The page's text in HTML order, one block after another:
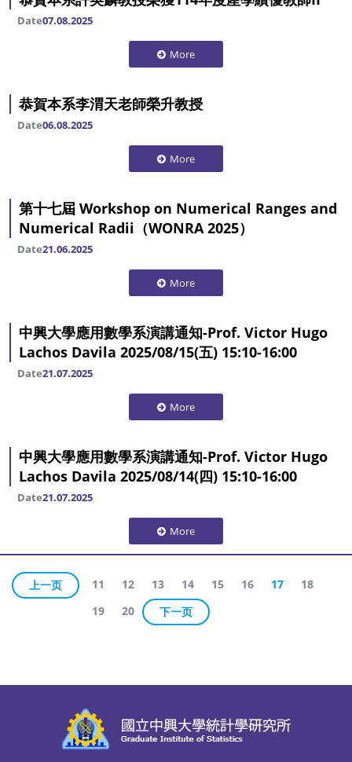
Date07.08.2025
More
恭賀本系李渭天老師榮升教授
Date06.08.2025
More
第十七屆 Workshop on Numerical Ranges and
Numerical Radii（WONRA 2025）
Date21.06.2025
More
中興大學應用數學系演講通知-Prof. Victor Hugo
Lachos Davila 2025/08/15(五) 15:10-16:00
Date21.07.2025
More
中興大學應用數學系演講通知-Prof. Victor Hugo
Lachos Davila 2025/08/14(四) 15:10-16:00
Date21.07.2025
More
上一页 11 12 13 14 15 16 17
18
19
20 下一页